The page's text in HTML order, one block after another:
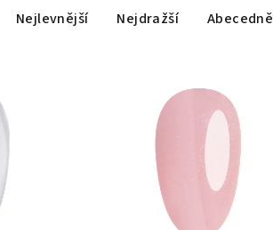
Nejlevnější Nejdražší Abecedně